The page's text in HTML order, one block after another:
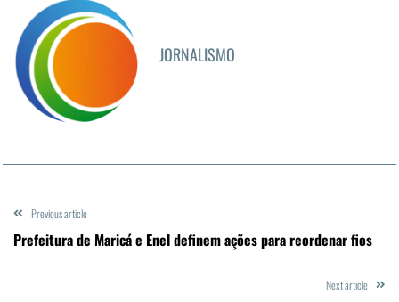
JORNALISMO
Previous article
Prefeitura de Maricá e Enel definem ações para reordenar fios
Next article